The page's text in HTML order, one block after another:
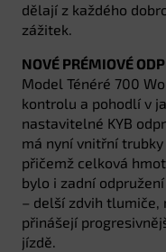
dělají z každého
zážitek.
NOVÉ PRÉMIOVÉ
Model Ténéré 700
kontrolu a pohodlí v
nastavitelné KYB
má nyní vnitřní
přičemž celková
bylo i zadní
– delší zdvih tlumiče,
přinášejí
jízdě.